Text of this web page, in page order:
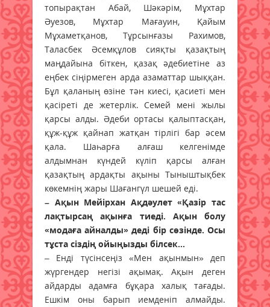
топырақтан Абай, Шәкәрім, Мұхтар
Әуезов, Мұхтар Мағауин, Қайым
Мұхаметқанов, Тұрсынғазы Рахимов,
Таласбек Әсемқұлов сияқты қазақтың
маңдайына біткен, қазақ әдебиетіне аз
еңбек сіңірмеген арда азаматтар шыққан.
Бұл қаланың өзіне тән киесі, қасиеті мен
қасіреті де жетерлік. Семей мені жылы
қарсы алды. Әдеби ортасы қалыптасқан,
құж-құж қайнап жатқан тірлігі бар әсем
қала. Шаһарға алғаш келгенімде
алдымнан күндей күліп қарсы алған
қазақтың ардақты ақыны Тыныштықбек
көкемнің жары Шағангүл шешей еді.
– Ақын Мейірхан Ақдәулет «Қазір тас
лақтырсаң ақынға тиеді. Ақын болу
«модаға айналды» деді бір сөзінде. Осы
тұста сіздің ойыңызды білсек...
– Енді түсінсеңіз «Мен ақынмын» деп
жүргендер негізі ақымақ. Ақын деген
айдарды адамға бұқара халық тағады.
Ешкім оны барып иемденіп алмайды.